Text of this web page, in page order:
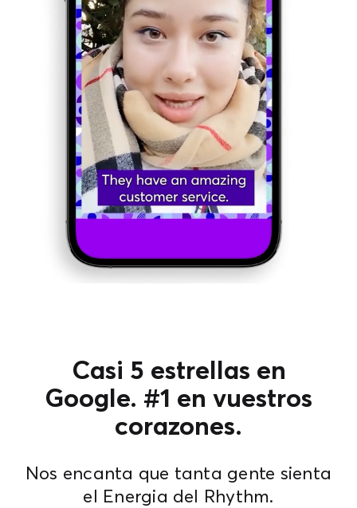
Casi 5 estrellas en
Google. #1 en vuestros
corazones.
Nos encanta que tanta gente sienta
el Energia del Rhythm.